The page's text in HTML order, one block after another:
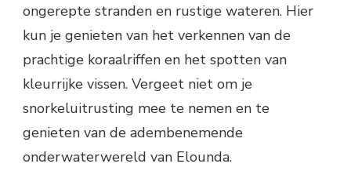
ongerepte stranden en rustige wateren. Hier
kun je genieten van het verkennen van de
prachtige koraalriffen en het spotten van
kleurrijke vissen. Vergeet niet om je
snorkeluitrusting mee te nemen en te
genieten van de adembenemende
onderwaterwereld van Elounda.